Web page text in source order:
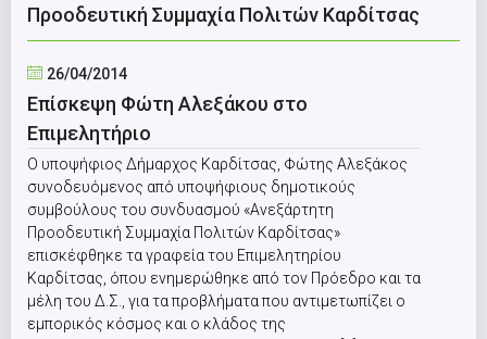
Προοδευτική Συμμαχία Πολιτών Καρδίτσας
26/04/2014
Eπίσκεψη Φώτη Αλεξάκου στο
Επιμελητήριο
O υποψήφιος Δήμαρχος Καρδίτσας, Φώτης Αλεξάκος
συνοδευόμενος από υποψήφιους δημοτικούς
συμβούλους του συνδυασμού «Ανεξάρτητη
Προοδευτική Συμμαχία Πολιτών Καρδίτσας»
επισκέφθηκε τα γραφεία του Επιμελητηρίου
Καρδίτσας, όπου ενημερώθηκε από τον Πρόεδρο και τα
μέλη του Δ.Σ., για τα προβλήματα που αντιμετωπίζει ο
εμπορικός κόσμος και ο κλάδος της